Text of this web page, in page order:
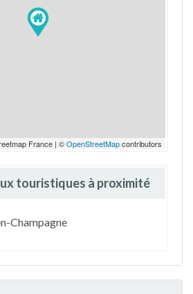
France | ©OpenStreetMapcontributors
touristiques à proximité
Champagne